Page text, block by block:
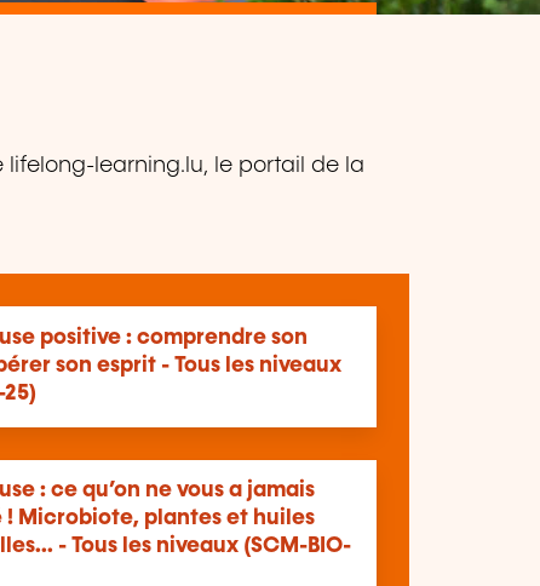
lifelong-learning.lu, le portail de la
positive : comprendre son
son esprit - Tous les niveaux
25)
: ce qu’on ne vous a jamais
! Microbiote, plantes et huiles
- Tous les niveaux (SCM-BIO-